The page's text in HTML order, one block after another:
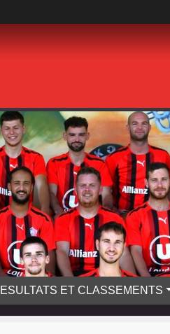
ET CLASSEMENTS